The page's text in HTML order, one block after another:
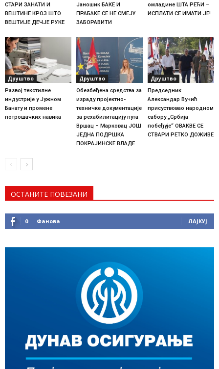
СТАРИ ЗАНАТИ И
ВЕШТИНЕ КРОЗ ШТО
ВЕШТИЈЕ ДЕЧЈЕ РУКЕ
Јаношик БАКЕ И
ПРАБАКЕ СЕ НЕ СМЕЈУ
ЗАБОРАВИТИ
омладине ШТА РЕЋИ –
ИСПЛАТИ СЕ ИМАТИ ЈЕ!
Друштво
Развој текстилне
индустрије у Јужном
Банату и промене
потрошачких навика
Друштво
Обезбеђена средства за
израду пројектно-
техничке документације
за рехабилитацију пута
Вршац – Марковац ЈОШ
ЈЕДНА ПОДРШКА
ПОКРАЈИНСКЕ ВЛАДЕ
Друштво
Председник
Александар Вучић
присуствовао народном
сабору „Србија
побеђује“ ОВАКВЕ СЕ
СТВАРИ РЕТКО ДОЖИВЕ
ОСТАНИТЕ ПОВЕЗАНИ
0 Фанова ЛАЈКУЈ